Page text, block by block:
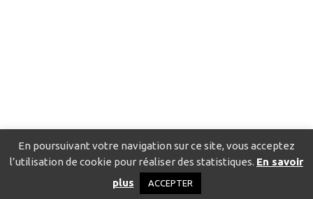
Catalogue pour localiser les fournisseurs
Politique de confidentialité
En poursuivant votre navigation sur ce site, vous acceptez
l’utilisation de cookie pour réaliser des statistiques. En savoir
plus
ACCEPTER